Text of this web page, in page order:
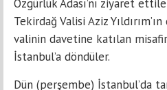
Özgürlük Adası’nı ziyaret
Tekirdağ Valisi Aziz
valinin davetine katılan
İstanbul’a döndüler.
Dün (perşembe) İstanbul’da